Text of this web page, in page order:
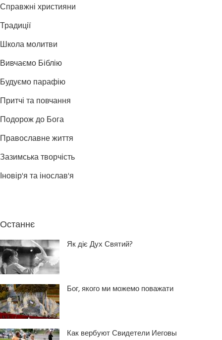
Справжні християни
Традиції
Школа молитви
Вивчаємо Біблію
Будуємо парафію
Притчі та повчання
Подорож до Бога
Православне життя
Зазимська творчість
Іновір'я та інослав'я
Останнє
Як діє Дух Святий?
Бог, якого ми можемо поважати
Как вербуют Свидетели Иеговы